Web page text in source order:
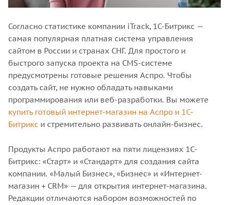
Согласно статистике компании iTrack, 1C-Битрикс —
самая популярная платная система управления
сайтом в России и странах СНГ. Для простого и
быстрого запуска проекта на CMS-системе
предусмотрены готовые решения Аспро. Чтобы
создать сайт, не нужно обладать навыками
программирования или веб-разработки. Вы можете
купить готовый интернет-магазин на Аспро и 1С-
Битрикс и стремительно развивать онлайн-бизнес.
Продукты Аспро работают на пяти лицензиях 1С-
Битрикс: «Старт» и «Стандарт» для создания сайта
компании. «Малый Бизнес», «Бизнес» и «Интернет-
магазин + CRM» — для открытия интернет-магазина.
Редакции отличаются набором возможностей по